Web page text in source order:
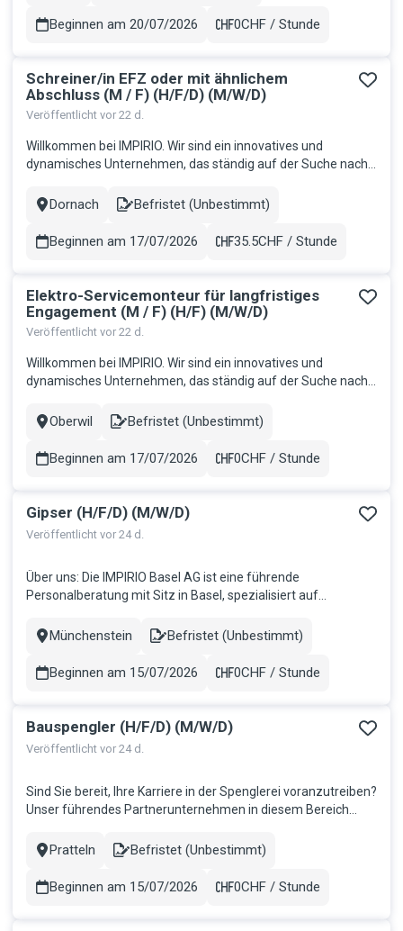
bere...Beginnen am 20/07/2026
Gehalt
0CHF / Stunde
Schreiner/in EFZ oder mit ähnlichem
Abschluss (M / F) (H/F/D) (M/W/D)
Veröffentlicht vor 22 d.
Willkommen bei IMPIRIO. Wir sind ein innovatives und
dynamisches Unternehmen, das ständig auf der Suche nach
Teams unserer Kunden verstärken möchten. Wir glauben
bieten ihnen...
Stadt
Dornach
Contract
Befristet (Unbestimmt)
Beginnen am 17/07/2026
Gehalt
35.5CHF / Stunde
Elektro-Servicemonteur für langfristiges
Engagement (M / F) (H/F) (M/W/D)
Veröffentlicht vor 22 d.
Willkommen bei IMPIRIO. Wir sind ein innovatives und
dynamisches Unternehmen, das ständig auf der Suche nach
Teams unserer Kunden verstärken möchten. Wir glauben
bieten ihnen...
Stadt
Oberwil
Contract
Befristet (Unbestimmt)
Beginnen am 17/07/2026
Gehalt
0CHF / Stunde
Gipser (H/F/D) (M/W/D)
Veröffentlicht vor 24 d.
Über uns: Die IMPIRIO Basel AG ist eine führende
Personalberatung mit Sitz in Basel, spezialisiert auf
massgeschneiderte Lösungen für Unternehmen und
und Nebengewerbe, Industrie, Medical und kaufmä...
Stadt
Münchenstein
Contract
Befristet (Unbestimmt)
Beginnen am 15/07/2026
Gehalt
0CHF / Stunde
Bauspengler (H/F/D) (M/W/D)
Veröffentlicht vor 24 d.
Sind Sie bereit, Ihre Karriere in der Spenglerei voranzutreiben?
Unser führendes Partnerunternehmen in diesem Bereich
bereit ist, sein/ihr Können in einem dynamischen Umfeld
einer V...
Stadt
Pratteln
Contract
Befristet (Unbestimmt)
Beginnen am 15/07/2026
Gehalt
0CHF / Stunde